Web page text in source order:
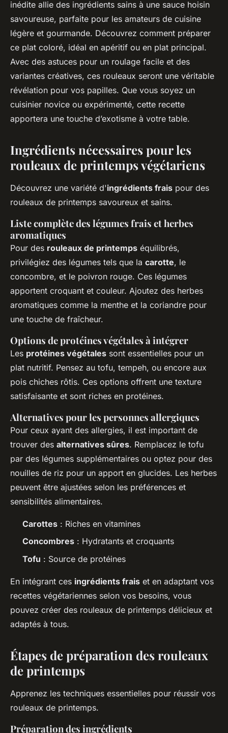
inédite allie des ingrédients sains à une sauce hoisin
savoureuse, parfaite pour les amateurs de cuisine
légère et gourmande. Découvrez comment préparer
ce plat coloré, idéal en apéritif ou en plat principal.
Avec des astuces pour un roulage facile et des
variantes créatives, ces rouleaux seront une véritable
révélation pour vos papilles. Que vous soyez un
cuisinier novice ou expérimenté, cette recette
apportera une touche d’exotisme à votre table.
Ingrédients nécessaires pour les
rouleaux de printemps végétariens
Découvrez une variété d'ingrédients frais pour des
rouleaux de printemps savoureux et sains.
Liste complète des légumes frais et herbes
aromatiques
Pour des rouleaux de printemps équilibrés,
privilégiez des légumes tels que la carotte, le
concombre, et le poivron rouge. Ces légumes
apportent croquant et couleur. Ajoutez des herbes
aromatiques comme la menthe et la coriandre pour
une touche de fraîcheur.
Options de protéines végétales à intégrer
Les protéines végétales sont essentielles pour un
plat nutritif. Pensez au tofu, tempeh, ou encore aux
pois chiches rôtis. Ces options offrent une texture
satisfaisante et sont riches en protéines.
Alternatives pour les personnes allergiques
Pour ceux ayant des allergies, il est important de
trouver des alternatives sûres. Remplacez le tofu
par des légumes supplémentaires ou optez pour des
nouilles de riz pour un apport en glucides. Les herbes
peuvent être ajustées selon les préférences et
sensibilités alimentaires.
Carottes : Riches en vitamines
Concombres : Hydratants et croquants
Tofu : Source de protéines
En intégrant ces ingrédients frais et en adaptant vos
recettes végétariennes selon vos besoins, vous
pouvez créer des rouleaux de printemps délicieux et
adaptés à tous.
Étapes de préparation des rouleaux
de printemps
Apprenez les techniques essentielles pour réussir vos
rouleaux de printemps.
Préparation des ingrédients